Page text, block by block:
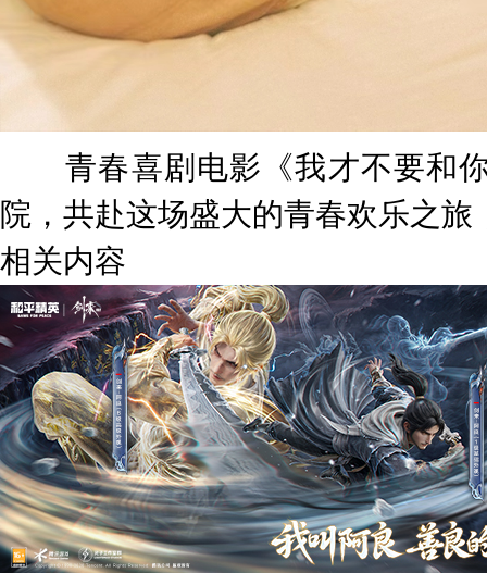
青春喜剧电影《我才不要和你
院，共赴这场盛大的青春欢乐之
相关内容